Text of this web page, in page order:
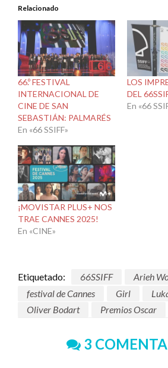
Relacionado
66.º FESTIVAL
INTERNACIONAL DE
CINE DE SAN
SEBASTIÁN: PALMARÉS
En «66 SSIFF»
LOS
DEL
En «66
¡MOVISTAR PLUS+ NOS
TRAE CANNES 2025!
En «CINE»
Etiquetado: 66SSIFF
Arieh
festival de Cannes
Girl
Oliver Bodart
Premios Oscar
3